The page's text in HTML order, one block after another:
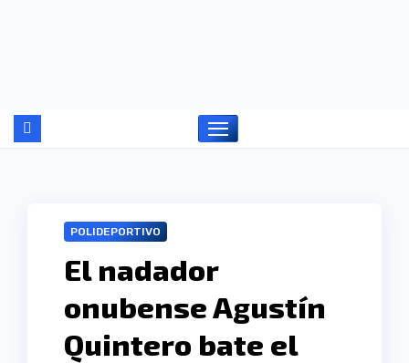
POLIDEPORTIVO
El nadador
onubense Agustín
Quintero bate el